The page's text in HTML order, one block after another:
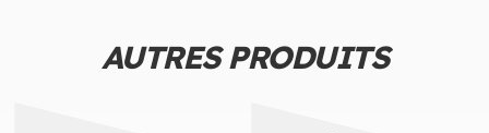
AUTRES PRODUITS